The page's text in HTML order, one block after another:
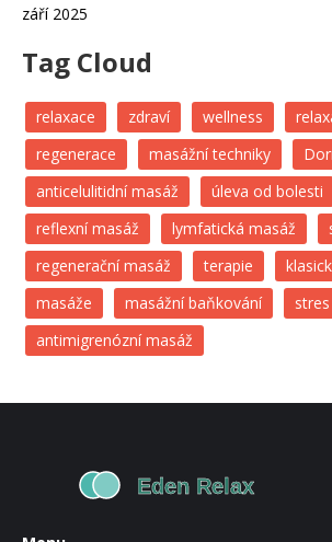
září 2025
Tag Cloud
relaxace zdraví wellness
regenerace
masážní techniky
anticelulitidní masáž
úleva od bolesti
reflexní masáž
lymfatická masáž
regenerační masáž
terapie
masáže
masážní baňkování
stres
antimigrenózní masáž